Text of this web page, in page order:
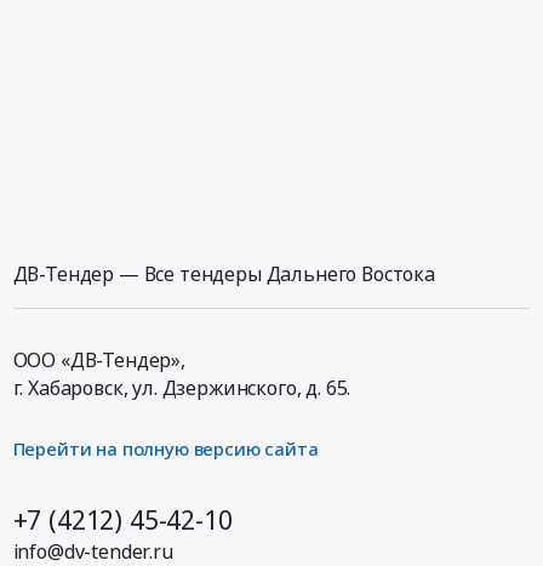
ДВ-Тендер — Все тендеры Дальнего Востока
ООО «ДВ-Тендер»,
г. Хабаровск,ул. Дзержинского, д. 65.
Перейти на полную версию сайта
+7 (4212) 45-42-10
info@dv-tender.ru